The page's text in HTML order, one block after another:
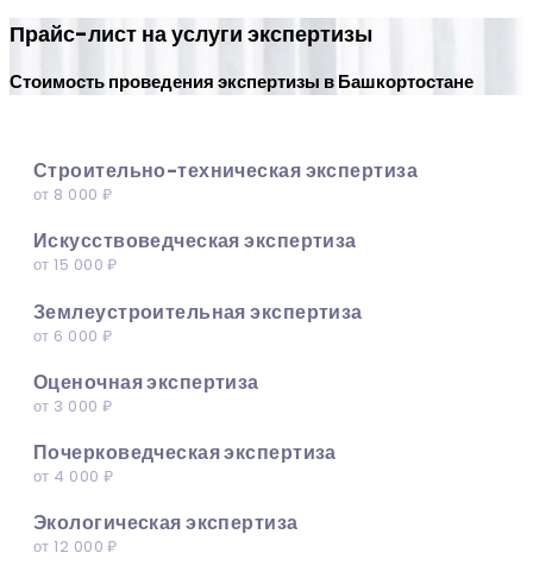
Прайс-лист на услуги экспертизы
Стоимость проведения экспертизы в Башкортостане
Строительно-техническая экспертиза
от 8 000 ₽
Искусствоведческая экспертиза
от 15 000 ₽
Землеустроительная экспертиза
от 6 000 ₽
Оценочная экспертиза
от 3 000 ₽
Почерковедческая экспертиза
от 4 000 ₽
Экологическая экспертиза
от 12 000 ₽